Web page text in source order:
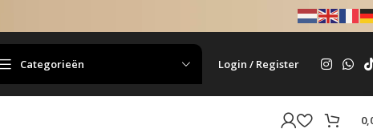
Categorieën Login / Register